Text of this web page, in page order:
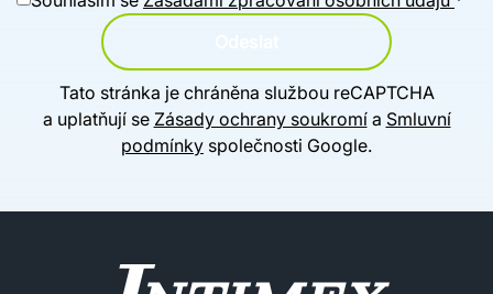
Tato stránka je chráněna službou reCAPTCHA
a uplatňují se Zásady ochrany soukromía Smluvní
podmínky společnosti Google.